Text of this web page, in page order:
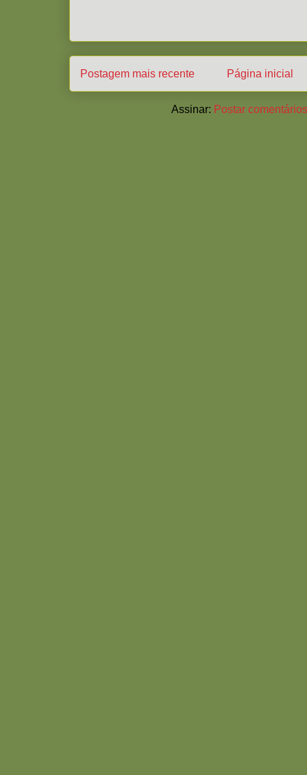
Postagem mais recente Página inicial
Assinar: Postar